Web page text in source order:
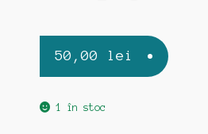
50,00 lei
1 în stoc